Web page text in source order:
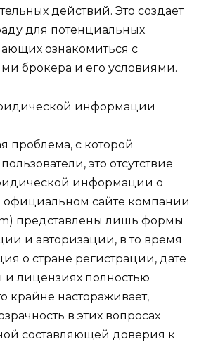
действий. Это создает
для потенциальных
ознакомиться с
брокера и его условиями.
информации
проблема, с которой
это отсутствие
информации о
официальном сайте компании
представлены лишь формы
и авторизации, в то время
о стране регистрации, дате
и лицензиях полностью
крайне настораживает,
в этих вопросах
составляющей доверия к